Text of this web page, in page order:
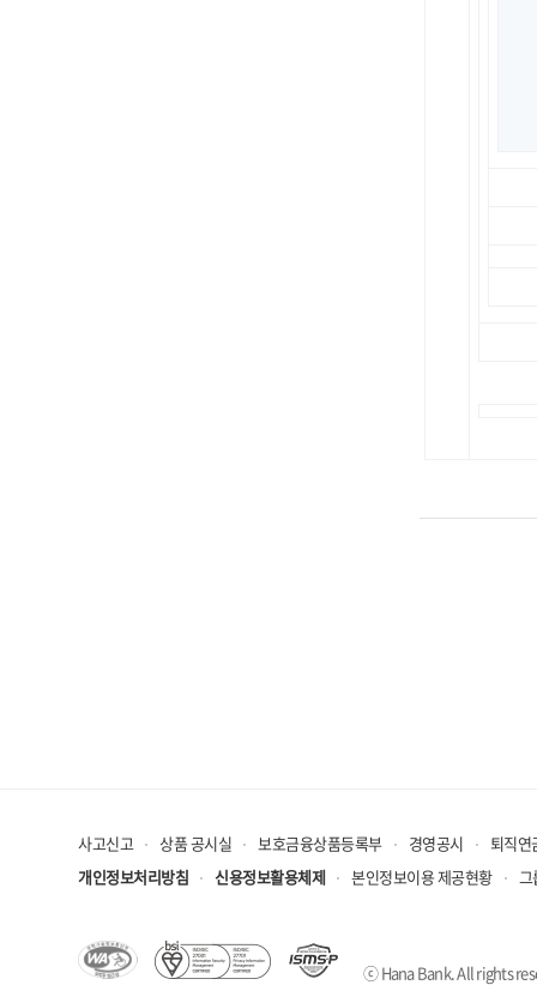
사고신고 상품 공시실 보호금융상품등록부 경영공시
퇴직연
개인정보처리방침
신용정보활용체제 본인정보이용 제공현황 그
ⓒ Hana Bank. All rights